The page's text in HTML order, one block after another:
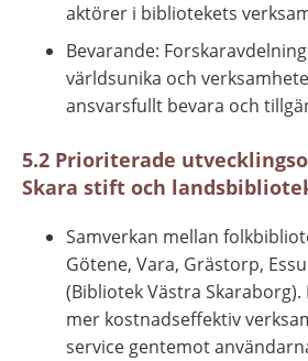
aktörer i bibliotekets
Bevarande:
världsunika och
ansvarsfullt bevara och
5.2 Prioriterade
Skara stift och
Samverkan mellan
Götene, Vara, Grästorp,
(Bibliotek Västra
mer kostnadseffektiv
service gentemot